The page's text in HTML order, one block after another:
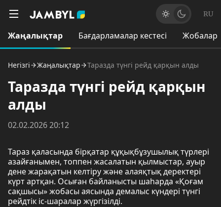
RU
Жаңалықтар Бағдарламалар кестесі Жобалар
Негізгі Жаңалықтар Таразда түнгі рейд қарқын алды
Таразда түнгі рейд қарқын
алды
02.02.2026 20:12
Тараз қаласында бірқатар құқықбұзушылық түрлері
азайғанымен, топпен жасалатын қылмыстар, ауыр
дене жарақатын келтіру және алаяқтық деректері
күрт артқан. Осыған байланысты шаһарда «Қоғам
сақшысы» жобасы аясында демалыс күндері түнгі
рейдтік іс-шаралар жүргізілді.